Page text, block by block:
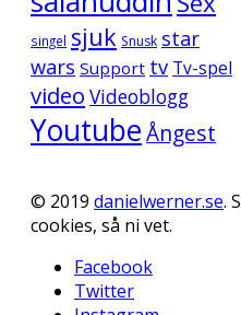
singel sjuk Snusk star
wars Support tv Tv-spel
video Videoblogg
YoutubeÅngest
© 2019 danielwerner.se.
cookies, så ni vet.
Facebook
Twitter